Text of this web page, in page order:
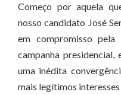
Começo por aquela
nosso candidato José
em compromisso pela
campanha
uma inédita
mais legítimos